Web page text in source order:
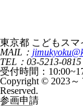
東京都 こどもス
MAIL：
TEL：03-5213-0815
受付時間：
Copyright © 2023～
Reserved.
参画申請